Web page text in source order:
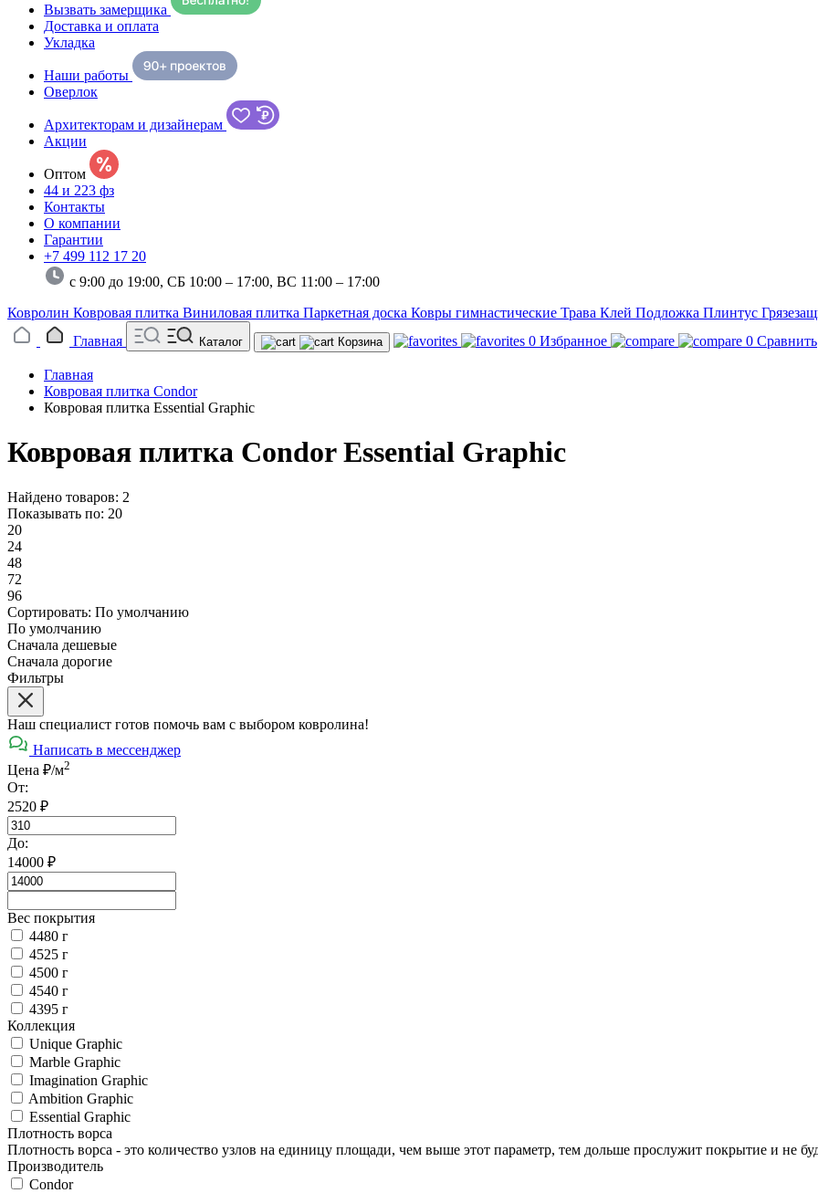
Вызвать замерщика
Доставка и оплата
Укладка
Наши работы
Оверлок
Архитекторам и дизайнерам
Акции
Оптом
44 и 223 фз
Контакты
О компании
Гарантии
+7 499 112 17 20
с 9:00 до 19:00, СБ 10:00 – 17:00, ВС 11:00 – 17:00
Ковролин Ковровая плитка Виниловая плитка Паркетная доска Ковры гимнастические Трава Клей Подложка Плинтус
Главная
Каталог Корзина 0 Избранное 0 Сравнить
Главная
Ковровая плитка Condor
Ковровая плитка Essential Graphic
Ковровая плитка Condor Essential Graphic
Найдено товаров: 2
Показывать по: 20
20
24
48
72
96
Сортировать: По умолчанию
По умолчанию
Сначала дешевые
Сначала дорогие
Фильтры
Наш специалист готов помочь вам с выбором ковролина!
Написать в мессенджер
Цена ₽/м2
От:
2520 ₽
До:
14000 ₽
Вес покрытия
4480 г
4525 г
4500 г
4540 г
4395 г
Коллекция
Unique Graphic
Marble Graphic
Imagination Graphic
Ambition Graphic
Essential Graphic
Плотность ворса
Плотность ворса - это количество узлов на единицу площади, чем выше этот параметр, тем дольше прослужит покрытие и не
Производитель
Condor